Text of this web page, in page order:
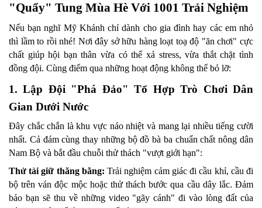
"Quẩy" Tung Mùa Hè Với 1001 Trải Nghiệm
Nếu bạn nghĩ Mỹ Khánh chỉ dành cho gia đình hay các em nhỏ
thì lầm to rồi nhé! Nơi đây sở hữu hàng loạt toạ độ "ăn chơi" cực
chất giúp hội bạn thân vừa có thể xả stress, vừa thắt chặt tình
đồng đội. Cùng điểm qua những hoạt động không thể bỏ lỡ:
1. Lập Đội "Phá Đảo" Tổ Hợp Trò Chơi Dân
Gian Dưới Nước
Đây chắc chắn là khu vực náo nhiệt và mang lại nhiều tiếng cười
nhất. Cả đám cùng thay những bộ đồ bà ba chuẩn chất nông dân
Nam Bộ và bắt đầu chuỗi thử thách "vượt giới hạn":
Thử tài giữ thăng bằng: Trải nghiệm cảm giác đi cầu khỉ, cầu đi
bộ trên ván độc mộc hoặc thử thách bước qua cầu dây lắc. Đảm
bảo bạn sẽ thu về những video "gãy cánh" đi vào lòng đất của